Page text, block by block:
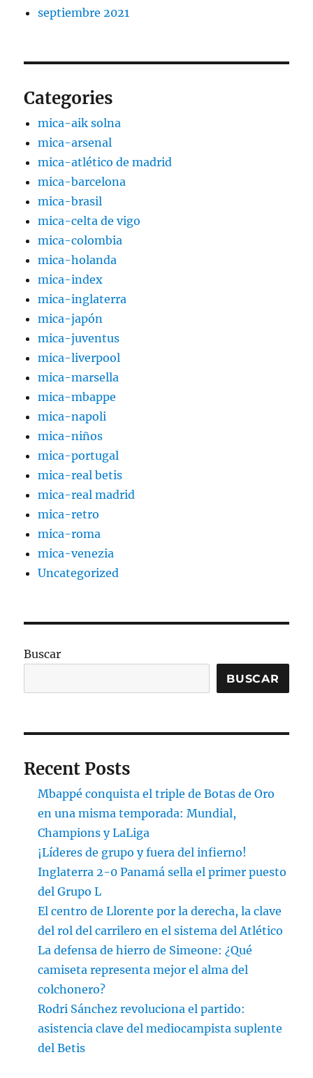
septiembre 2021
Categories
mica-aik solna
mica-arsenal
mica-atlético de madrid
mica-barcelona
mica-brasil
mica-celta de vigo
mica-colombia
mica-holanda
mica-index
mica-inglaterra
mica-japón
mica-juventus
mica-liverpool
mica-marsella
mica-mbappe
mica-napoli
mica-niños
mica-portugal
mica-real betis
mica-real madrid
mica-retro
mica-roma
mica-venezia
Uncategorized
Buscar
BUSCAR
Recent Posts
Mbappé conquista el triple de Botas de Oro
en una misma temporada: Mundial,
Champions y LaLiga
¡Líderes de grupo y fuera del infierno!
Inglaterra 2-0 Panamá sella el primer puesto
del Grupo L
El centro de Llorente por la derecha, la clave
del rol del carrilero en el sistema del Atlético
La defensa de hierro de Simeone: ¿Qué
camiseta representa mejor el alma del
colchonero?
Rodri Sánchez revoluciona el partido:
asistencia clave del mediocampista suplente
del Betis